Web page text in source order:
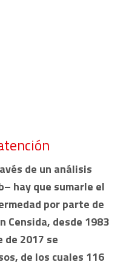
de un análisis
hay que sumarle el
por parte de
Censida, desde 1983
2017 se
de los cuales 116